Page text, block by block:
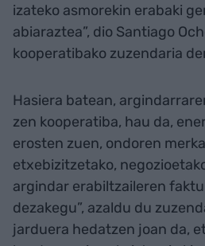
izateko asmorekin erabaki
abiaraztea”, dio Santiago
kooperatibako zuzendaria
Hasiera batean,
zen kooperatiba, hau da,
erosten zuen, ondoren
etxebizitzetako,
argindar erabiltzaileren
dezakegu”, azaldu du
jarduera hedatzen joan da,